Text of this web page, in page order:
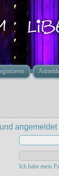
Ich habe mein